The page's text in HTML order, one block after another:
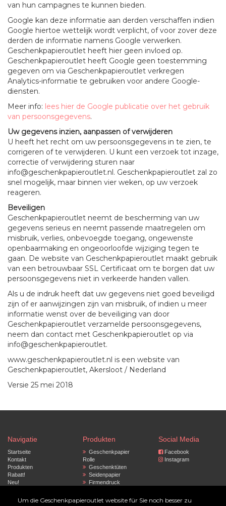
van hun campagnes te kunnen bieden.
Google kan deze informatie aan derden verschaffen indien
Google hiertoe wettelijk wordt verplicht, of voor zover deze
derden de informatie namens Google verwerken.
Geschenkpapieroutlet heeft hier geen invloed op.
Geschenkpapieroutlet heeft Google geen toestemming
gegeven om via Geschenkpapieroutlet verkregen
Analytics-informatie te gebruiken voor andere Google-
diensten.
Meer info: lees hier de Google publicatie over het gebruik
van persoonsgegevens.
Uw gegevens inzien, aanpassen of verwijderen
U heeft het recht om uw persoonsgegevens in te zien, te
corrigeren of te verwijderen. U kunt een verzoek tot inzage,
correctie of verwijdering sturen naar
info@geschenkpapieroutlet.nl. Geschenkpapieroutlet zal zo
snel mogelijk, maar binnen vier weken, op uw verzoek
reageren.
Beveiligen
Geschenkpapieroutlet neemt de bescherming van uw
gegevens serieus en neemt passende maatregelen om
misbruik, verlies, onbevoegde toegang, ongewenste
openbaarmaking en ongeoorloofde wijziging tegen te
gaan. De website van Geschenkpapieroutlet maakt gebruik
van een betrouwbaar SSL Certificaat om te borgen dat uw
persoonsgegevens niet in verkeerde handen vallen.
Als u de indruk heeft dat uw gegevens niet goed beveiligd
zijn of er aanwijzingen zijn van misbruik, of indien u meer
informatie wenst over de beveiliging van door
Geschenkpapieroutlet verzamelde persoonsgegevens,
neem dan contact met Geschenkpapieroutlet op via
info@geschenkpapieroutlet.
www.geschenkpapieroutlet.nl is een website van
Geschenkpapieroutlet, Akersloot / Nederland
Versie 25 mei 2018
Navigatie
Startseite
Kontakt
Produkten
Rabatt!
Neu!
Datenschutzrichtlinie
Produkten
Geschenkpapier
Rolle
Geschenktüten
Seidenpapier
Firmendruck
Tragetaschen
Social Media
Facebook
Instagram
Um die Geschenkpapieroutlet website für Sie noch besser zu